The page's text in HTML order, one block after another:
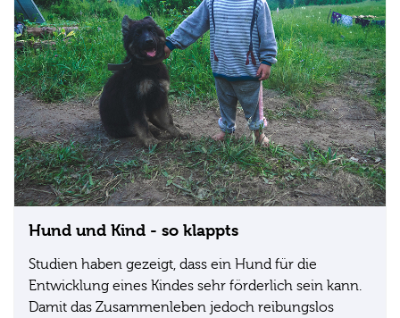
Hund und Kind - so klappts
Studien haben gezeigt, dass ein Hund für die
Entwicklung eines Kindes sehr förderlich sein kann.
Damit das Zusammenleben jedoch reibungslos